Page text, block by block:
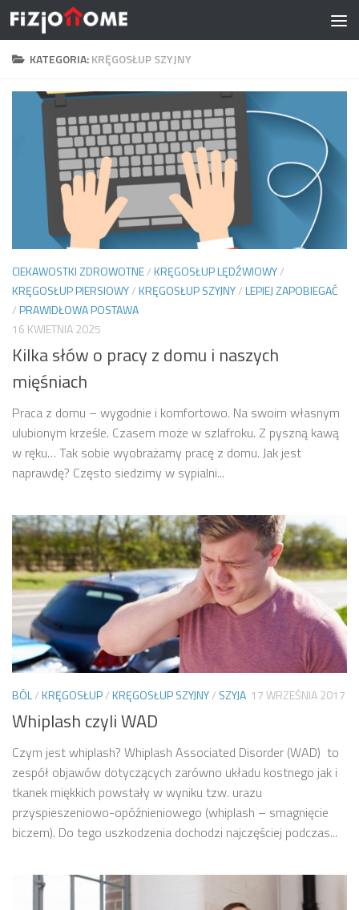
Skip to content
KATEGORIA:KRĘGOSŁUP SZYJNY
CIEKAWOSTKI ZDROWOTNE/KRĘGOSŁUP LĘDŹWIOWY/
KRĘGOSŁUP PIERSIOWY/KRĘGOSŁUP SZYJNY/LEPIEJ ZAPOBIEGAĆ
/PRAWIDŁOWA POSTAWA
16 KWIETNIA 2025
Kilka słów o pracy z domu i naszych
mięśniach
Praca z domu – wygodnie i komfortowo. Na swoim własnym
ulubionym krześle. Czasem może w szlafroku. Z pyszną kawą
w ręku… Tak sobie wyobrażamy pracę z domu. Jak jest
naprawdę? Często siedzimy w sypialni...
BÓL/KRĘGOSŁUP/KRĘGOSŁUP SZYJNY/ SZYJA 17 WRZEŚNIA 2017
Whiplash czyli WAD
Czym jest whiplash? Whiplash Associated Disorder (WAD) to
zespół objawów dotyczących zarówno układu kostnego jak i
tkanek miękkich powstały w wyniku tzw. urazu
przyspieszeniowo-opóźnieniowego (whiplash – smagnięcie
biczem). Do tego uszkodzenia dochodzi najczęściej podczas...